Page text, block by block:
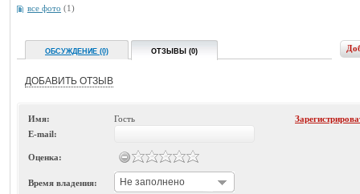
все фото (1)
ОБСУЖДЕНИЕ (0) ОТЗЫВЫ (0)
ДОБАВИТЬ ОТЗЫВ
Имя: Гость
E-mail:
Оценка:
Время владения: Не заполнено